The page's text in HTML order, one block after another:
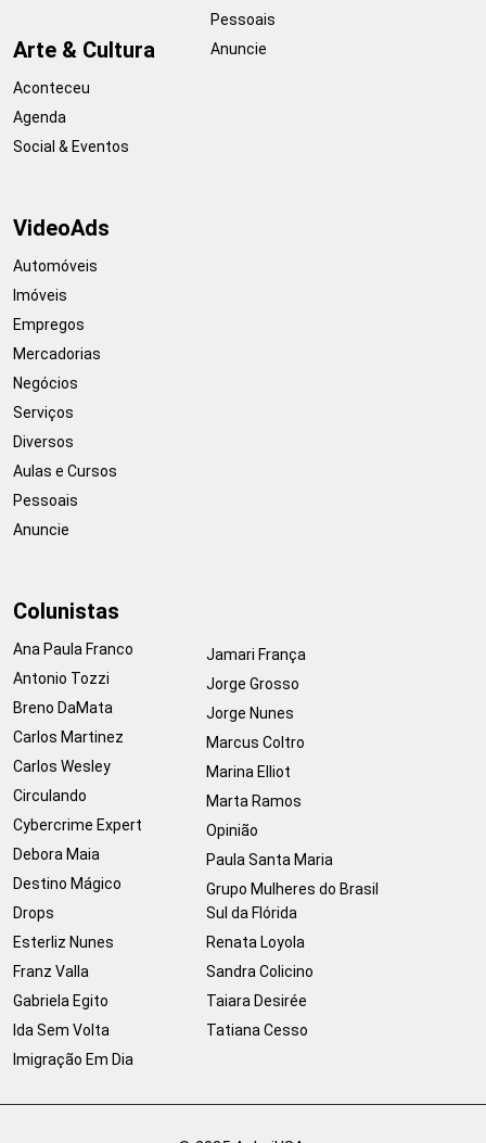
Arte & Cultura
Aconteceu
Agenda
Social & Eventos
Pessoais
Anuncie
VideoAds
Automóveis
Imóveis
Empregos
Mercadorias
Negócios
Serviços
Diversos
Aulas e Cursos
Pessoais
Anuncie
Colunistas
Ana Paula Franco
Antonio Tozzi
Breno DaMata
Carlos Martinez
Carlos Wesley
Circulando
Cybercrime Expert
Debora Maia
Destino Mágico
Drops
Esterliz Nunes
Franz Valla
Gabriela Egito
Ida Sem Volta
Imigração Em Dia
Jamari França
Jorge Grosso
Jorge Nunes
Marcus Coltro
Marina Elliot
Marta Ramos
Opinião
Paula Santa Maria
Grupo Mulheres do Brasil
Sul da Flórida
Renata Loyola
Sandra Colicino
Taiara Desirée
Tatiana Cesso